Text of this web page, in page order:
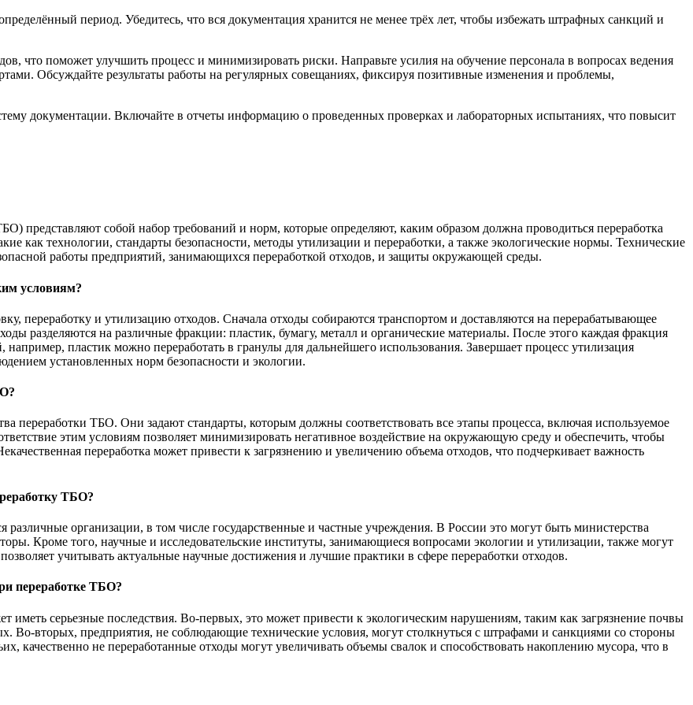
период. Убедитесь, что вся документация хранится не менее трёх лет, чтобы избежать штрафных санкций и
что поможет улучшить процесс и минимизировать риски. Направьте усилия на обучение персонала в вопросах ведения
Обсуждайте результаты работы на регулярных совещаниях, фиксируя позитивные изменения и проблемы,
документации. Включайте в отчеты информацию о проведенных проверках и лабораторных испытаниях, что повысит
представляют собой набор требований и норм, которые определяют, каким образом должна проводиться переработка
как технологии, стандарты безопасности, методы утилизации и переработки, а также экологические нормы. Технические
работы предприятий, занимающихся переработкой отходов, и защиты окружающей среды.
условиям?
переработку и утилизацию отходов. Сначала отходы собираются транспортом и доставляются на перерабатывающее
разделяются на различные фракции: пластик, бумагу, металл и органические материалы. После этого каждая фракция
пластик можно переработать в гранулы для дальнейшего использования. Завершает процесс утилизация
установленных норм безопасности и экологии.
переработки ТБО. Они задают стандарты, которым должны соответствовать все этапы процесса, включая используемое
этим условиям позволяет минимизировать негативное воздействие на окружающую среду и обеспечить, чтобы
переработка может привести к загрязнению и увеличению объема отходов, что подчеркивает важность
ТБО?
организации, в том числе государственные и частные учреждения. В России это могут быть министерства
Кроме того, научные и исследовательские институты, занимающиеся вопросами экологии и утилизации, также могут
учитывать актуальные научные достижения и лучшие практики в сфере переработки отходов.
переработке ТБО?
иметь серьезные последствия. Во-первых, это может привести к экологическим нарушениям, таким как загрязнение почвы
Во-вторых, предприятия, не соблюдающие технические условия, могут столкнуться с штрафами и санкциями со стороны
качественно не переработанные отходы могут увеличивать объемы свалок и способствовать накоплению мусора, что в